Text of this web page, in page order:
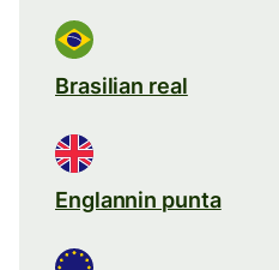
Brasilian real
Englannin punta